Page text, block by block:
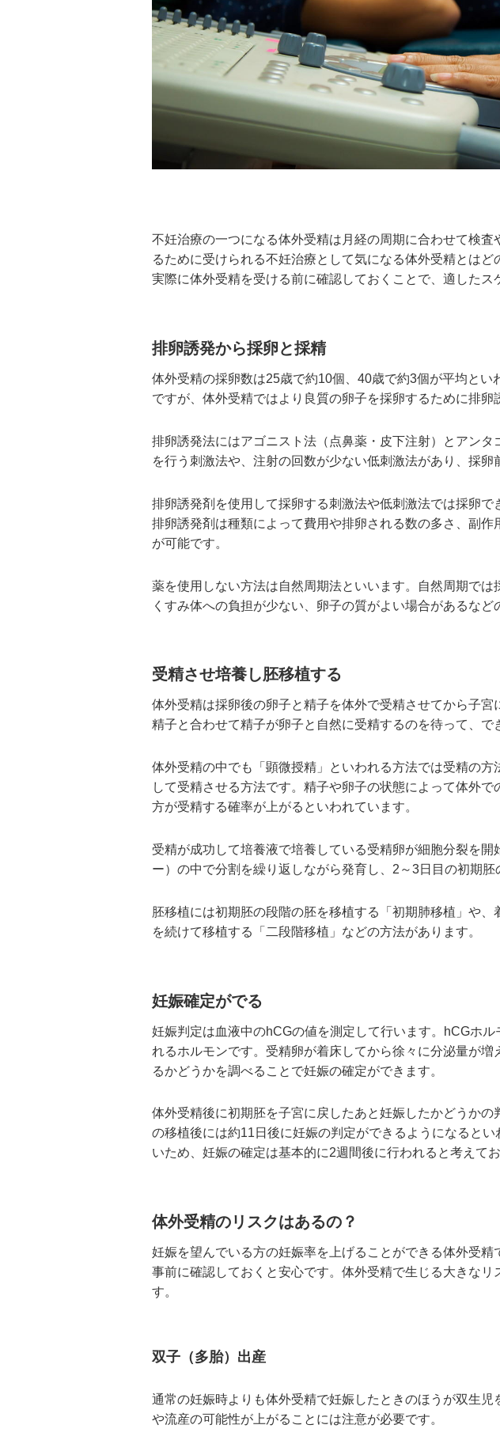
不妊治療の一つになる体外受精は月経の周期に合わせて検
るために受けられる不妊治療として気になる体外受精とは
実際に体外受精を受ける前に確認しておくことで、適した
排卵誘発から採卵と採精
体外受精の採卵数は25歳で約10個、40歳で約3個が平均と
ですが、体外受精ではより良質の卵子を採卵するために排卵
排卵誘発法にはアゴニスト法（点鼻薬・皮下注射）とアン
を行う刺激法や、注射の回数が少ない低刺激法があり、採
排卵誘発剤を使用して採卵する刺激法や低刺激法では採卵
排卵誘発剤は種類によって費用や排卵される数の多さ、副
が可能です。
薬を使用しない方法は自然周期法といいます。自然周期で
くすみ体への負担が少ない、卵子の質がよい場合があるなど
受精させ培養し胚移植する
体外受精は採卵後の卵子と精子を体外で受精させてから子
精子と合わせて精子が卵子と自然に受精するのを待って、で
体外受精の中でも「顕微授精」といわれる方法では受精の
して受精させる方法です。精子や卵子の状態によって体外
方が受精する確率が上がるといわれています。
受精が成功して培養液で培養している受精卵が細胞分裂を
ー）の中で分割を繰り返しながら発育し、2～3日目の初期
胚移植には初期胚の段階の胚を移植する「初期肺移植」や
を続けて移植する「二段階移植」などの方法があります。
妊娠確定がでる
妊娠判定は血液中のhCGの値を測定して行います。hCGホ
れるホルモンです。受精卵が着床してから徐々に分泌量が
るかどうかを調べることで妊娠の確定ができます。
体外受精後に初期胚を子宮に戻したあと妊娠したかどうか
の移植後には約11日後に妊娠の判定ができるようになると
いため、妊娠の確定は基本的に2週間後に行われると考えて
体外受精のリスクはあるの？
妊娠を望んでいる方の妊娠率を上げることができる体外受
事前に確認しておくと安心です。体外受精で生じる大きな
す。
双子（多胎）出産
通常の妊娠時よりも体外受精で妊娠したときのほうが双生
や流産の可能性が上がることには注意が必要です。